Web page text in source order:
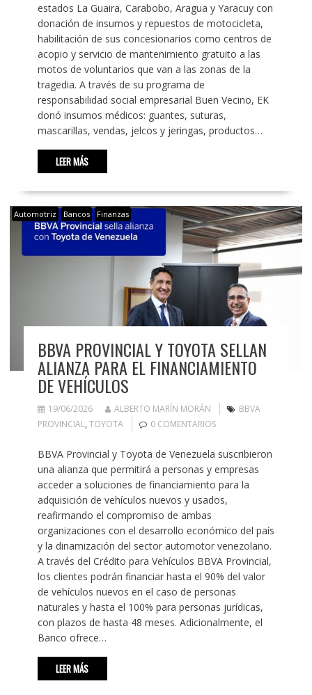
estados La Guaira, Carabobo, Aragua y Yaracuy con
donación de insumos y repuestos de motocicleta,
habilitación de sus concesionarios como centros de
acopio y servicio de mantenimiento gratuito a las
motos de voluntarios que van a las zonas de la
tragedia. A través de su programa de
responsabilidad social empresarial Buen Vecino, EK
donó insumos médicos: guantes, suturas,
mascarillas, vendas, jelcos y jeringas, productos…
LEER MÁS
Automotriz Bancos Finanzas
BBVA PROVINCIAL Y TOYOTA SELLAN
ALIANZA PARA EL FINANCIAMIENTO
DE VEHÍCULOS
19/06/2026 ALBERTO MARÍN MORÁN
BBVA
PROVINCIAL, TOYOTA 0 COMENTARIOS
BBVA Provincial y Toyota de Venezuela suscribieron
una alianza que permitirá a personas y empresas
acceder a soluciones de financiamiento para la
adquisición de vehículos nuevos y usados,
reafirmando el compromiso de ambas
organizaciones con el desarrollo económico del país
y la dinamización del sector automotor venezolano.
A través del Crédito para Vehículos BBVA Provincial,
los clientes podrán financiar hasta el 90% del valor
de vehículos nuevos en el caso de personas
naturales y hasta el 100% para personas jurídicas,
con plazos de hasta 48 meses. Adicionalmente, el
Banco ofrece…
LEER MÁS